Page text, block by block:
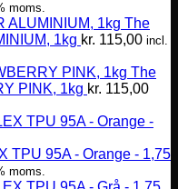
moms.
The
1kg kr. 115,00 incl.
The
PINK, 1kg kr. 115,00
TPU 95A - Orange - 1,75
moms.